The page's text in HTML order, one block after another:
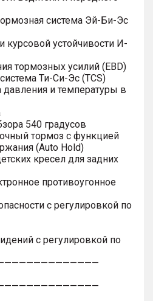
система Эй-Би-Эс
курсовой устойчивости И-
тормозных усилий (EBD)
Ти-Си-Эс (TCS)
давления и температуры в
540 градусов
тормоз с функцией
(Auto Hold)
кресел для задних
противоугонное
с регулировкой по
с регулировкой по